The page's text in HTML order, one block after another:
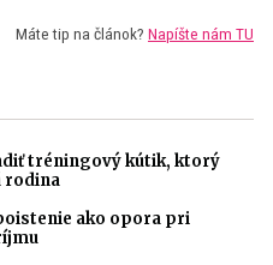
Máte tip na článok? Napíšte nám TU
tréningový kútik, ktorý
rodina
ako opora pri